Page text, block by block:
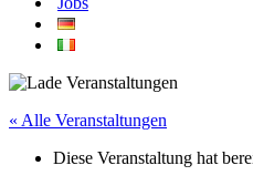
« Alle Veranstaltungen
Diese Veranstaltung hat